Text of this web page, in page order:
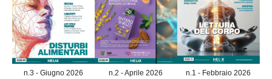
n.3 - Giugno 2026 n.2 - Aprile 2026 n.1 - Febbraio 2026